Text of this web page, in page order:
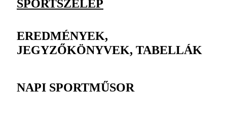
SPORTSZELEP
EREDMÉNYEK,
JEGYZŐKÖNYVEK, TABELLÁK
NAPI SPORTMŰSOR